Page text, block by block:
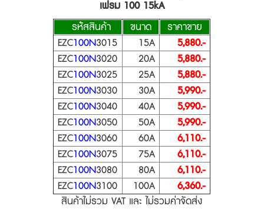
เฟรม 100 15kA
รห้ัสสินค้า
ขนาด
ราคาขาย
EZC100N3015 15A
5,880.-
EZC100N3020 20A
5,880.-
EZC100N3025 25A
5,880.-
EZC100N3030 30A
5,990.-
EZC100N3040 40A
5,990.-
EZC100N3050 50A
5,990.-
EZC100N3060 60A
6,110.-
EZC100N3075 75A
6,110.-
EZC100N3080 80A
6,110.-
EZC100N3100 100A
6,360.-
สินค้าไม่รวม VAT และ ไม่รวมค่าจัดส่ง